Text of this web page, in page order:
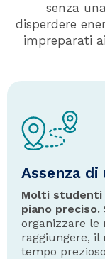
senza
disperdere
impreparati
Assenza
Molti studenti
piano preciso.
organizzare le
raggiungere, il
tempo